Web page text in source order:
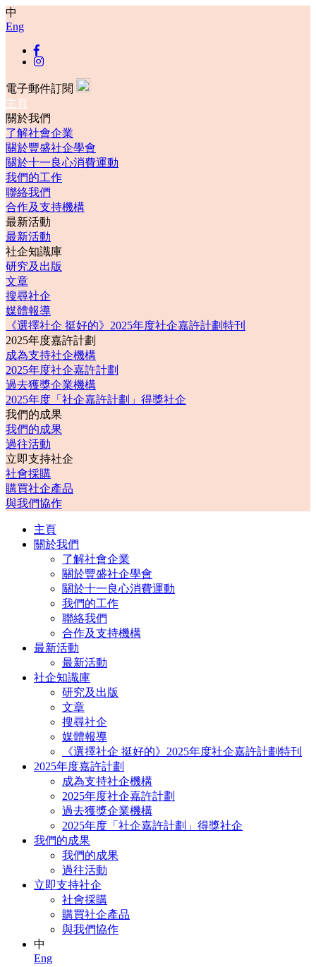
中
Eng
電子郵件訂閱
主頁
關於我們
了解社會企業
關於豐盛社企學會
關於十一良心消費運動
我們的工作
聯絡我們
合作及支持機構
最新活動
最新活動
社企知識庫
研究及出版
文章
搜尋社企
媒體報導
《選擇社企 挺好的》2025年度社企嘉許計劃特刊
2025年度嘉許計劃
成為支持社企機構
2025年度社企嘉許計劃
過去獲獎企業機構
2025年度「社企嘉許計劃」得獎社企
我們的成果
我們的成果
過往活動
立即支持社企
社會採購
購買社企產品
與我們協作
主頁
關於我們
了解社會企業
關於豐盛社企學會
關於十一良心消費運動
我們的工作
聯絡我們
合作及支持機構
最新活動
最新活動
社企知識庫
研究及出版
文章
搜尋社企
媒體報導
《選擇社企 挺好的》2025年度社企嘉許計劃特刊
2025年度嘉許計劃
成為支持社企機構
2025年度社企嘉許計劃
過去獲獎企業機構
2025年度「社企嘉許計劃」得獎社企
我們的成果
我們的成果
過往活動
立即支持社企
社會採購
購買社企產品
與我們協作
中
Eng